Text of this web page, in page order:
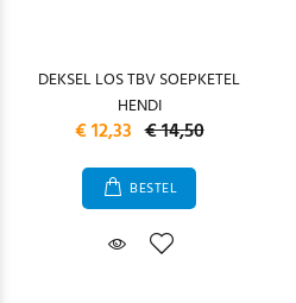
DEKSEL LOS TBV SOEPKETEL
HENDI
€ 12,33 € 14,50
BESTEL